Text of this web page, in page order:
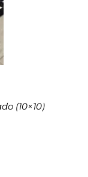
(10×10)